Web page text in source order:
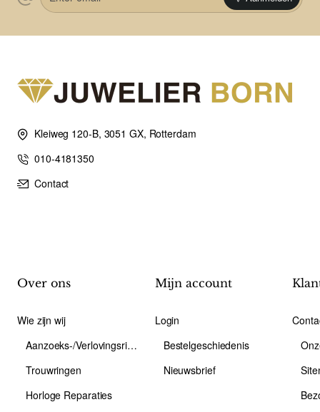
Kleiweg 120-B, 3051 GX, Rotterdam
010-4181350
Contact
Over ons
Wie zijn wij
Aanzoeks-/Verlovingsring
Trouwringen
Horloge Reparaties
Mijn account
Login
Bestelgeschiedenis
Nieuwsbrief